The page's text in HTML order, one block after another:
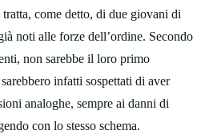
come detto, di due giovani di
noti alle forze dell’ordine. Secondo
non sarebbe il loro primo
infatti sospettati di aver
analoghe, sempre ai danni di
con lo stesso schema.